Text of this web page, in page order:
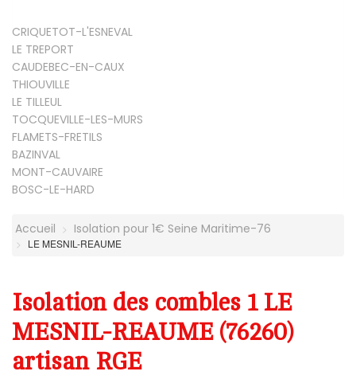
CRIQUETOT-L'ESNEVAL
LE TREPORT
CAUDEBEC-EN-CAUX
THIOUVILLE
LE TILLEUL
TOCQUEVILLE-LES-MURS
FLAMETS-FRETILS
BAZINVAL
MONT-CAUVAIRE
BOSC-LE-HARD
Accueil Isolation pour 1€ Seine Maritime-76
LE MESNIL-REAUME
Isolation des combles 1 LE
MESNIL-REAUME (76260)
artisan RGE